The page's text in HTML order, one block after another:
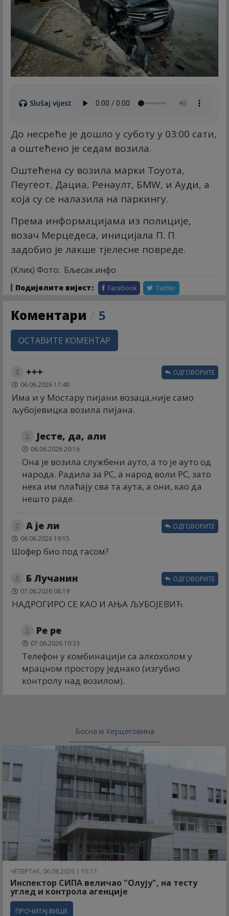
Slušaj vijest
До несреће је дошло у суботу у 03:00 сати,
а оштећено је седам возила.
Оштећена су возила марки Тоyота,
Пеугеот, Дациа, Ренаулт, БМW, и Ауди, а
која су се налазила на паркингу.
Према информацијама из полиције,
возач Мерцедеса, иницијала П. П
задобио је лакше тјелесне повреде.
(Клиx) Фото: Бљесак.инфо
Подијелите вијест: Facebook Twitter
Коментари 5
ОСТАВИТЕ КОМЕНТАР
+++
06.06.2026 17:40
Има и у Мостару пијани возаца,није само
љубојевицка возила пијана.
ОДГОВОРИТЕ
Јесте, да, али
06.06.2026 20:16
Она је возила службени ауто, а то је ауто од
народа. Радила за РС, а народ воли РС, зато
нека им плаћају сва та аута, а они, као да
нешто раде.
А је ли
06.06.2026 19:15
Шофер био под гасом?
ОДГОВОРИТЕ
Б Лучанин
07.06.2026 08:19
НАДРОГИРО СЕ КАО И АЊА ЉУБОЈЕВИЋ
ОДГОВОРИТЕ
Ре ре
07.06.2026 10:33
Телефон у комбинацији са алкохолом у
мрацном простору једнако (изгубио
контролу над возилом).
Босна и Херцеговина
ЧЕТВРТАК, 06.08.2026 | 15:17
Инспектор СИПА величао "Олују", на тесту
углед и контрола агенције
ПРОЧИТАЈ ВИШЕ